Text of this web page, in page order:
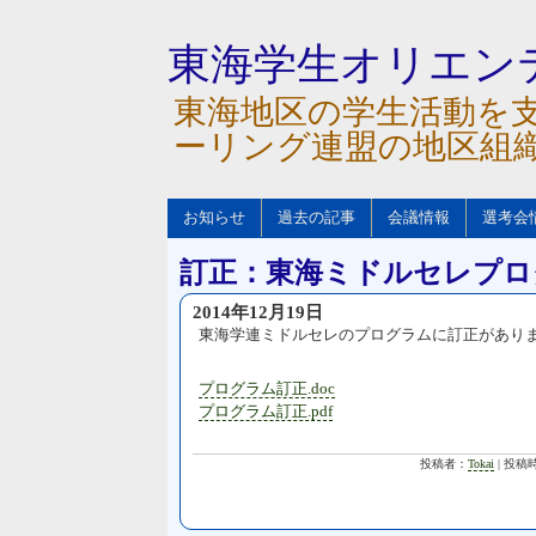
東海学生オリエン
東海地区の学生活動を
ーリング連盟の地区組
お知らせ 過去の記事 会議情報 選考会
訂正：東海ミドルセレプ
2014年12月19日
東海学連ミドルセレのプログラムに訂正があり
プログラム訂正.doc
プログラム訂正.pdf
投稿者： Tokai | 投稿